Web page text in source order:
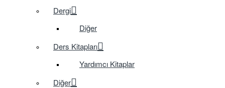
Dergi
Diğer
Ders Kitapları
Yardımcı Kitaplar
Diğer